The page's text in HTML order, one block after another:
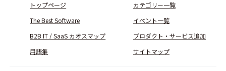
トップページ
カテゴリー一覧
The Best Software
イベント一覧
B2B IT / SaaS カオスマップ
プロダクト・サービス追加
用語集
サイトマップ